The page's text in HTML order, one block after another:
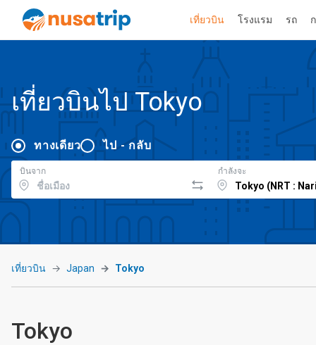
เที่ยวบิน โรงแรม รถ
เที่ยวบินไป Tokyo
ทางเดียว ไป - กลับ
บินจาก กำลังจะ
เที่ยวบิน Japan Tokyo
Tokyo